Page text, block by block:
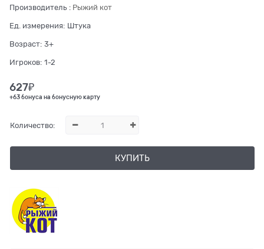
Производитель : Рыжий кот
Ед. измерения: Штука
Возраст: 3+
Игроков: 1-2
627₽
+63 бонуса на бонусную карту
Количество:
КУПИТЬ